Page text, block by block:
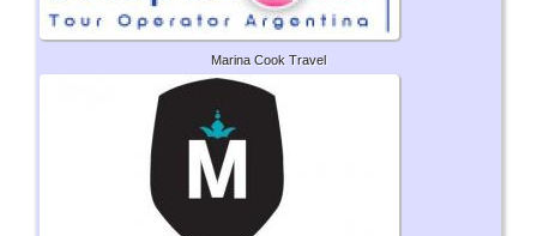
Marina Cook Travel